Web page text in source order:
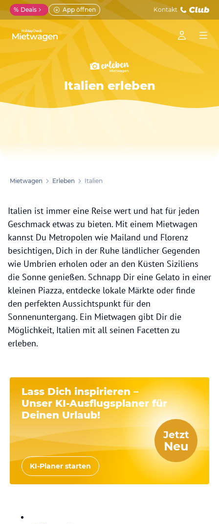
% Deals App öffnen Kontakt
Italien erleben
Mietwagen Erleben Italien
Italien ist immer eine Reise wert und hat für jeden
Geschmack etwas zu bieten. Mit einem Mietwagen
kannst Du Metropolen wie Mailand und Florenz
besichtigen, Dich in der Ruhe ländlicher Gegenden
wie Umbrien erholen oder an den Küsten Siziliens
die Sonne genießen. Schnapp Dir eine Gelato in einer
kleinen Piazza, entdecke lokale Märkte oder finde
den perfekten Aussichtspunkt für den
Sonnenuntergang. Ein Mietwagen gibt Dir die
Möglichkeit, Italien mit all seinen Facetten zu
erleben.
Lass Dich inspirieren –
Unser KI-Ausflugsplanerfür
Deinen Urlaub!
Jetzt
Neu
KI-Planer starten